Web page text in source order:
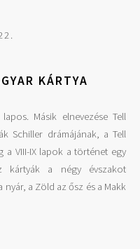
KÁRTYA
Másik elnevezése Tell
Schiller drámájának, a Tell
a VIII-IX lapok a történet egy
kártyák a négy évszakot
nyár, a Zöld az ősz és a Makk